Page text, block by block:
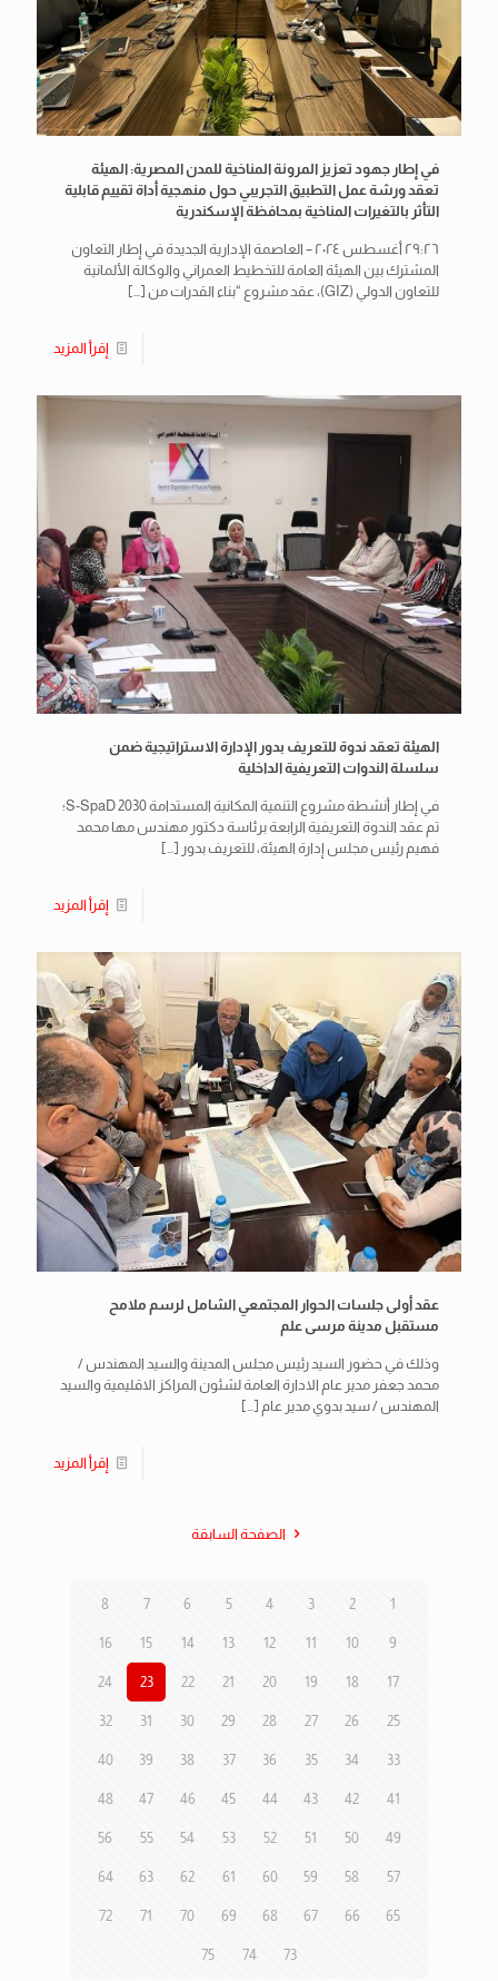
في إطار جهود تعزيز المرونة المناخية للمدن المصرية: الهيئة
تعقد ورشة عمل التطبيق التجريبي حول منهجية أداة تقييم قابلية
التأثر بالتغيرات المناخية بمحافظة الإسكندرية
٢٩:٢٦ أغسطس ٢٠٢٤ – العاصمة الإدارية الجديدة في إطار التعاون
المشترك بين الهيئة العامة للتخطيط العمراني والوكالة الألمانية
للتعاون الدولي (GIZ)، عقد مشروع “بناء القدرات من
[…]
إقرأ المزيد
الهيئة تعقد ندوة للتعريف بدور الإدارة الاستراتيجية ضمن
سلسلة الندوات التعريفية الداخلية
في إطار أنشطة مشروع التنمية المكانية المستدامة S-SpaD 2030؛
تم عقد الندوة التعريفية الرابعة برئاسة دكتور مهندس مها محمد
فهيم رئيس مجلس إدارة الهيئة، للتعريف بدور […]
إقرأ المزيد
عقد أولى جلسات الحوار المجتمعي الشامل لرسم ملامح
مستقبل مدينة مرسى علم
وذلك في حضور السيد رئيس مجلس المدينة والسيد المهندس /
محمد جعفر مدير عام الادارة العامة لشئون المراكز الاقليمية والسيد
المهندس / سيد بدوي مدير عام […]
إقرأ المزيد
الصفحة السابقة
1
2
3
4
5
6
7
8
9
10
11
12
13
14
15
16
17
18
19
20
21
22
23
24
25
26
27
28
29
30
31
32
33
34
35
36
37
38
39
40
41
42
43
44
45
46
47
48
49
50
51
52
53
54
55
56
57
58
59
60
61
62
63
64
65
66
67
68
69
70
71
72
73
74
75